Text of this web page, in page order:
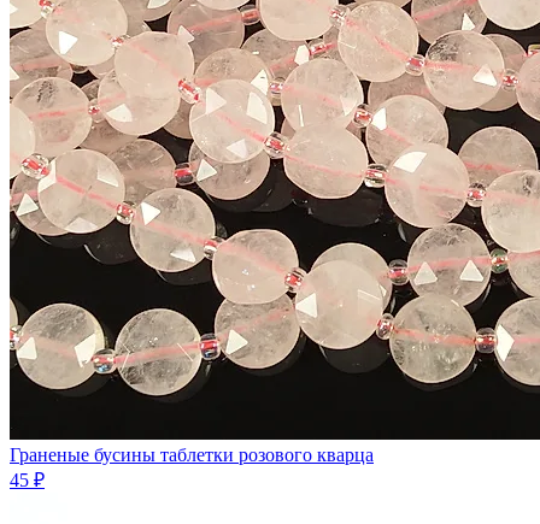
Граненые бусины таблетки розового кварца
45 ₽